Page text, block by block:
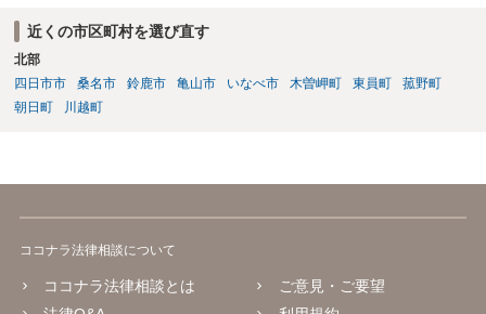
近くの市区町村を選び直す
北部
四日市市
桑名市 鈴鹿市 亀山市 いなべ市 木曽岬町 東員町
菰野町
朝日町
川越町
ココナラ法律相談について
ココナラ法律相談とは
ご意見・ご要望